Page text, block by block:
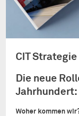
CIT
Die neue
Jahrhundert:
Woher kommen